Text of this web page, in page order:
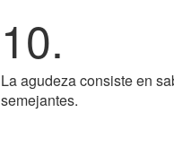
10.
La agudeza consiste en
semejantes.